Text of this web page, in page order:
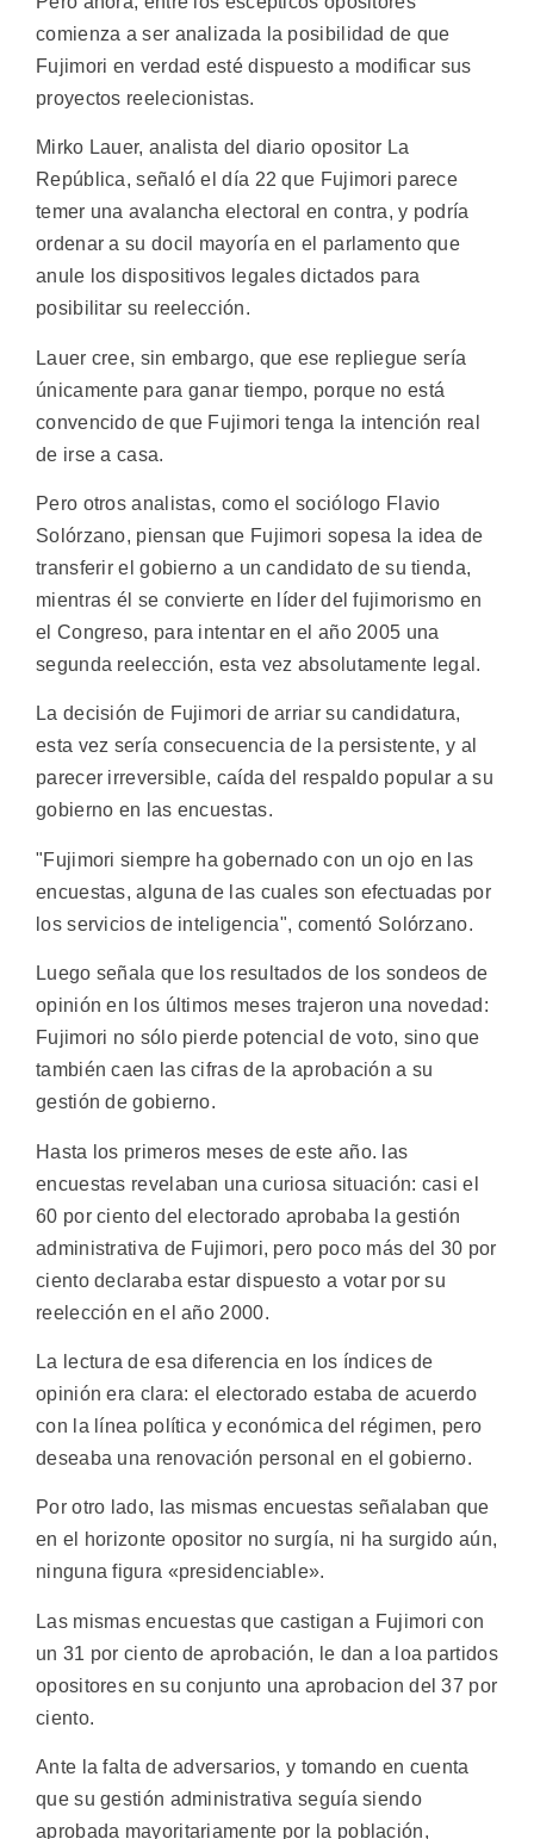
comienza a ser analizada la posibilidad de que
Fujimori en verdad esté dispuesto a modificar sus
proyectos reelecionistas.
Mirko Lauer, analista del diario opositor La
República, señaló el día 22 que Fujimori parece
temer una avalancha electoral en contra, y podría
ordenar a su docil mayoría en el parlamento que
anule los dispositivos legales dictados para
posibilitar su reelección.
Lauer cree, sin embargo, que ese repliegue sería
únicamente para ganar tiempo, porque no está
convencido de que Fujimori tenga la intención real
de irse a casa.
Pero otros analistas, como el sociólogo Flavio
Solórzano, piensan que Fujimori sopesa la idea de
transferir el gobierno a un candidato de su tienda,
mientras él se convierte en líder del fujimorismo en
el Congreso, para intentar en el año 2005 una
segunda reelección, esta vez absolutamente legal.
La decisión de Fujimori de arriar su candidatura,
esta vez sería consecuencia de la persistente, y al
parecer irreversible, caída del respaldo popular a su
gobierno en las encuestas.
"Fujimori siempre ha gobernado con un ojo en las
encuestas, alguna de las cuales son efectuadas por
los servicios de inteligencia", comentó Solórzano.
Luego señala que los resultados de los sondeos de
opinión en los últimos meses trajeron una novedad:
Fujimori no sólo pierde potencial de voto, sino que
también caen las cifras de la aprobación a su
gestión de gobierno.
Hasta los primeros meses de este año. las
encuestas revelaban una curiosa situación: casi el
60 por ciento del electorado aprobaba la gestión
administrativa de Fujimori, pero poco más del 30 por
ciento declaraba estar dispuesto a votar por su
reelección en el año 2000.
La lectura de esa diferencia en los índices de
opinión era clara: el electorado estaba de acuerdo
con la línea política y económica del régimen, pero
deseaba una renovación personal en el gobierno.
Por otro lado, las mismas encuestas señalaban que
en el horizonte opositor no surgía, ni ha surgido aún,
ninguna figura «presidenciable».
Las mismas encuestas que castigan a Fujimori con
un 31 por ciento de aprobación, le dan a loa partidos
opositores en su conjunto una aprobacion del 37 por
ciento.
Ante la falta de adversarios, y tomando en cuenta
que su gestión administrativa seguía siendo
aprobada mayoritariamente por la población,